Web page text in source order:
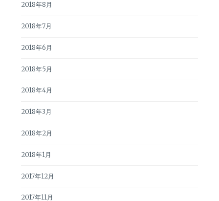
2018年8月
2018年7月
2018年6月
2018年5月
2018年4月
2018年3月
2018年2月
2018年1月
2017年12月
2017年11月